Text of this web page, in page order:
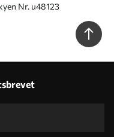
Nr. u48123